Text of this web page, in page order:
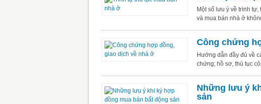
Một số lưu ý về trình
và mua bán nhà ở
Công chứng
Hướng dẫn đầy đủ về
chứng; hồ sơ, thủ tục
Những lưu ý
sản